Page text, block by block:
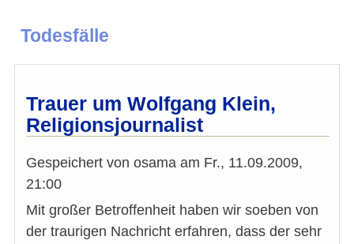
Todesfälle
Trauer um Wolfgang Klein,
Religionsjournalist
Gespeichert von osama am Fr., 11.09.2009,
21:00
Mit großer Betroffenheit haben wir soeben von
der traurigen Nachricht erfahren, dass der sehr